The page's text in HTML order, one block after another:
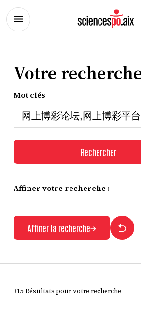
Votre recherche
Mot clés
Rechercher
Affiner votre recherche :
Affiner la recherche
315 Résultats pour votre recherche